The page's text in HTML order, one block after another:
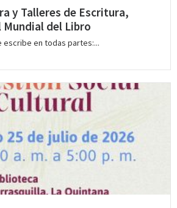
y Talleres de Escritura,
del Libro
escribe en todas partes:...